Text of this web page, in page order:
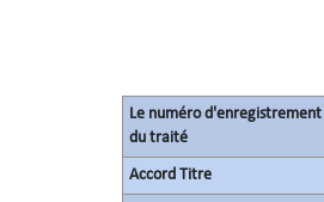
Le numéro d'enregistrement
du traité
Accord Titre